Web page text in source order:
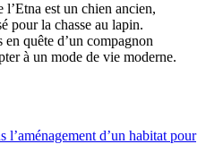
est un chien ancien,
pour la chasse au lapin.
quête d’un compagnon
à un mode de vie moderne.
l’aménagement d’un habitat pour